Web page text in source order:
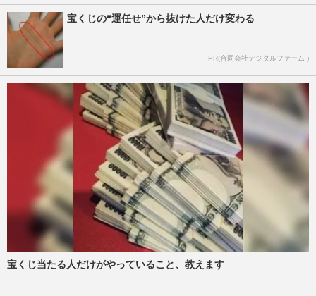
宝くじの“運任せ”から抜けた人だけ変わる
PR(合同会社デジタルファーム )
宝くじ当たる人だけがやっていること、教えます